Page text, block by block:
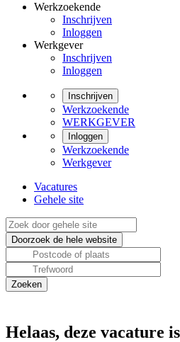
Werkzoekende
Inschrijven
Inloggen
Werkgever
Inschrijven
Inloggen
Inschrijven
Werkzoekende
WERKGEVER
Inloggen
Werkzoekende
Werkgever
Vacatures
Gehele site
Helaas, deze vacature